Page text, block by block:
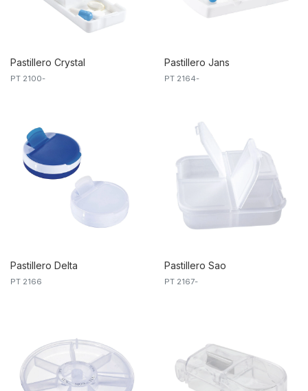
Pastillero Crystal
PT 2100-
Pastillero Jans
PT 2164-
Pastillero Delta
PT 2166
Pastillero Sao
PT 2167-